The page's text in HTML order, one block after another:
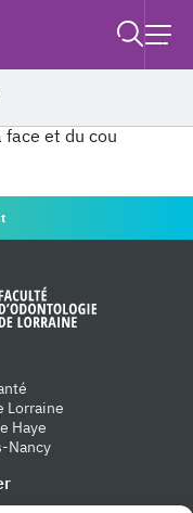
face et du cou
de Lorraine
Lorraine
Haye
Nancy